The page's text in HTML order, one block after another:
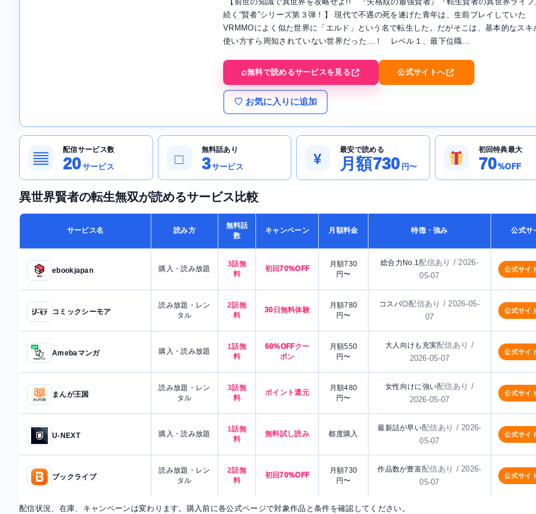
続く“賢者”シリーズ第３弾！】 現代で不遇の死を遂げた青年は、生前プレイしていた
VRMMOによく似た世界に「エルド」という名で転生した。だがそこは、基本的なスキ
使い方すら周知されていない世界だった…！ レベル１、最下位職...
無料で読めるサービスを見る 公式サイトへ
♡ お気に入りに追加
▤
配信サービス数
20 サービス □
無料話あり
3サービス ¥
最安で読める
月額730 円〜
初回特典最大
70%OFF
異世界賢者の転生無双が読めるサービス比較
サービス名 読み方
無料話
数
キャンペーン 月額料金 特徴・強み 公式サ
ebookjapan 購入・読み放題
3話無
料
初回70%OFF
月額730
円〜
総合力No.1配信あり / 2026-
05-07
公式サイ
コミックシーモア
読み放題・レン
タル
2話無
料
30日無料体験
月額780
円〜
コスパ◎配信あり / 2026-05-
07
公式サイ
Amebaマンガ 購入・読み放題
1話無
料
60%OFFクー
ポン
月額550
円〜
大人向けも充実配信あり /
2026-05-07
公式サイ
まんが王国
読み放題・レン
タル
3話無
料
ポイント還元
月額480
円〜
女性向けに強い配信あり /
2026-05-07
公式サイ
U-NEXT 購入・読み放題
1話無
料
無料試し読み 都度購入
最新話が早い配信あり / 2026-
05-07
公式サイ
ブックライブ
読み放題・レン
タル
2話無
料
初回70%OFF
月額730
円〜
作品数が豊富配信あり / 2026-
05-07
公式サイ
配信状況、在庫、キャンペーンは変わります。購入前に各公式ページで対象作品と条件を確認してください。